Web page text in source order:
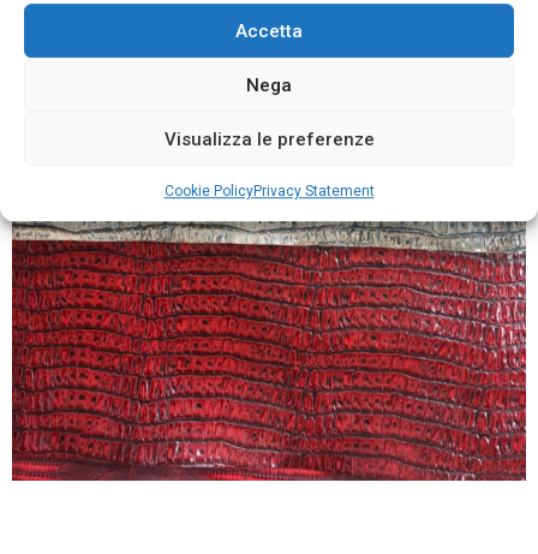
Accetta
Nega
Visualizza le preferenze
Cookie PolicyPrivacy Statement